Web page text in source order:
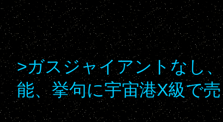
>ガスジャイアントなし
能、挙句に宇宙港X級で